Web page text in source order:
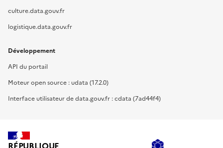
culture.data.gouv.fr
logistique.data.gouv.fr
Développement
API du portail
Moteur open source : udata (17.2.0)
Interface utilisateur de data.gouv.fr : cdata (7ad44f4)